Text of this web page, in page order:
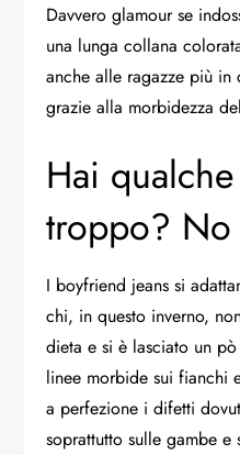
Davvero glamour se
una lunga collana
anche alle ragazze più in
grazie alla morbidezza
Hai
troppo?
I boyfriend jeans si
chi, in questo inverno,
dieta e si è lasciato un
linee morbide sui fianchi
a perfezione i difetti
soprattutto sulle gambe